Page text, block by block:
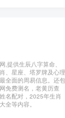
,提供生辰八字算命、
、星座、塔罗牌及心理
全面的周易信息。还包
免费测名，老黄历查
名配对，2025年生肖
全等内容。